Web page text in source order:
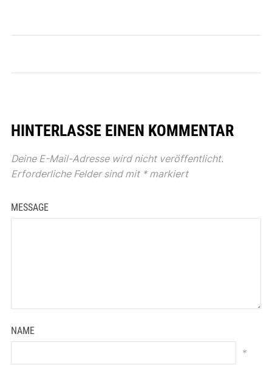
HINTERLASSE EINEN KOMMENTAR
Deine E-Mail-Adresse wird nicht veröffentlicht.
Erforderliche Felder sind mit *markiert
MESSAGE
NAME
*